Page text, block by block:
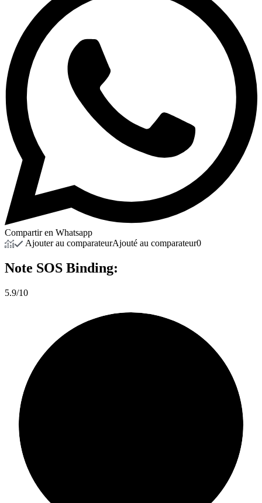
Compartir en Whatsapp
Ajouter au comparateurAjouté au comparateur0
Note SOS Binding:
5.9/10